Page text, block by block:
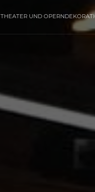
THEATER UND